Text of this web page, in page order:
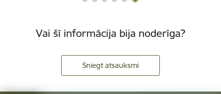
Vai šī informācija bija noderīga?
Sniegt atsauksmi